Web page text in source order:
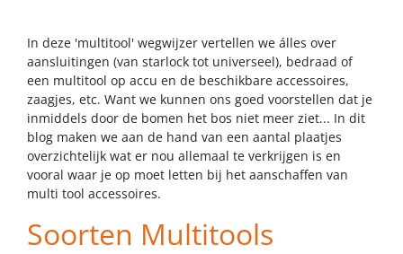
In deze 'multitool' wegwijzer vertellen we álles over
aansluitingen (van starlock tot universeel), bedraad of
een multitool op accu en de beschikbare accessoires,
zaagjes, etc. Want we kunnen ons goed voorstellen dat je
inmiddels door de bomen het bos niet meer ziet... In dit
blog maken we aan de hand van een aantal plaatjes
overzichtelijk wat er nou allemaal te verkrijgen is en
vooral waar je op moet letten bij het aanschaffen van
multi tool accessoires.
Soorten Multitools